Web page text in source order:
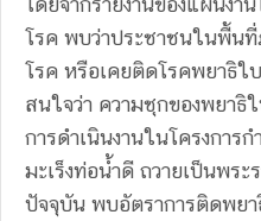
โรค พบว่าประชาชนในพื้น
โรค หรือเคยติดโรคพยาธิใ
สนใจว่า ความชุกของพยาธิ
การดำเนินงานในโครงกา
มะเร็งท่อน้ำดี ถวายเป็นพร
ปัจจุบัน พบอัตราการติดพย